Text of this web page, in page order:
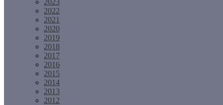
2023
2022
2021
2020
2019
2018
2017
2016
2015
2014
2013
2012